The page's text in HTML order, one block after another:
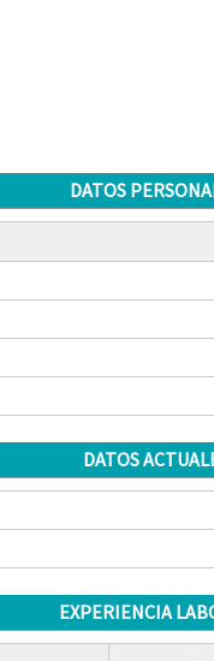
DATOS
DATOS
EXPERIENCIA